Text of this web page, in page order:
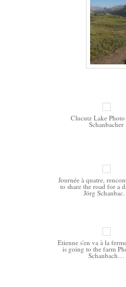
Clucutz Lake Photo
Schanbacher
Journée à quatre,
to share the road for a
Jörg
Etienne s'en va à la
is going to the farm
Schanbach…